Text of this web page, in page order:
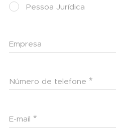
Pessoa Jurídica
Empresa
Número de telefone
E-mail